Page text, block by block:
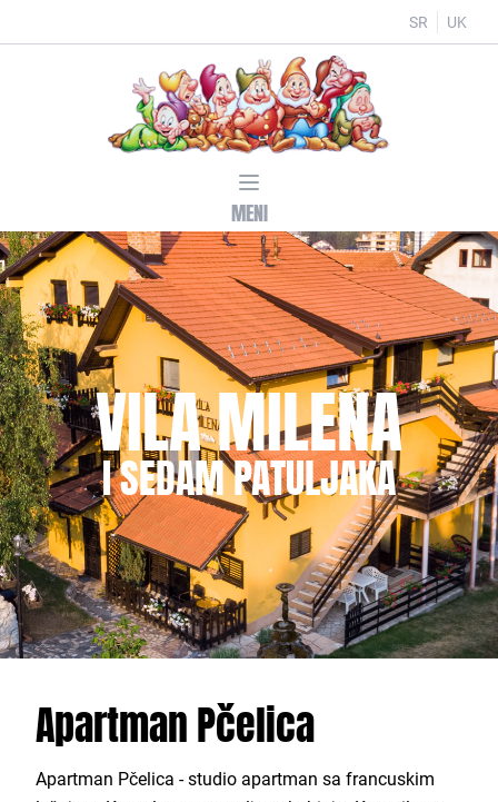
SR UK
MENI
VILA MILENA
I SEDAM PATULJAKA
Apartman Pčelica
Apartman Pčelica - studio apartman sa francuskim